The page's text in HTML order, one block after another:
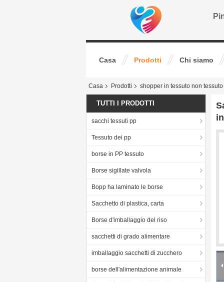
Casa Prodotti Chi siamo
Casa Prodotti shopper in tessuto non tessuto
TUTTI I PRODOTTI
sacchi tessuti pp
Tessuto dei pp
borse in PP tessuto
Borse sigillate valvola
Bopp ha laminato le borse
Sacchetto di plastica, carta
Borse d'imballaggio del riso
sacchetti di grado alimentare
imballaggio sacchetti di zucchero
borse dell'alimentazione animale